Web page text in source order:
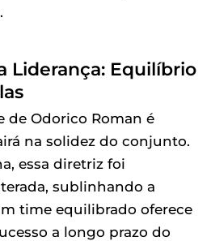
Liderança: Equilíbrio
de Odorico Roman é
na solidez do conjunto.
essa diretriz foi
sublinhando a
time equilibrado oferece
a longo prazo do